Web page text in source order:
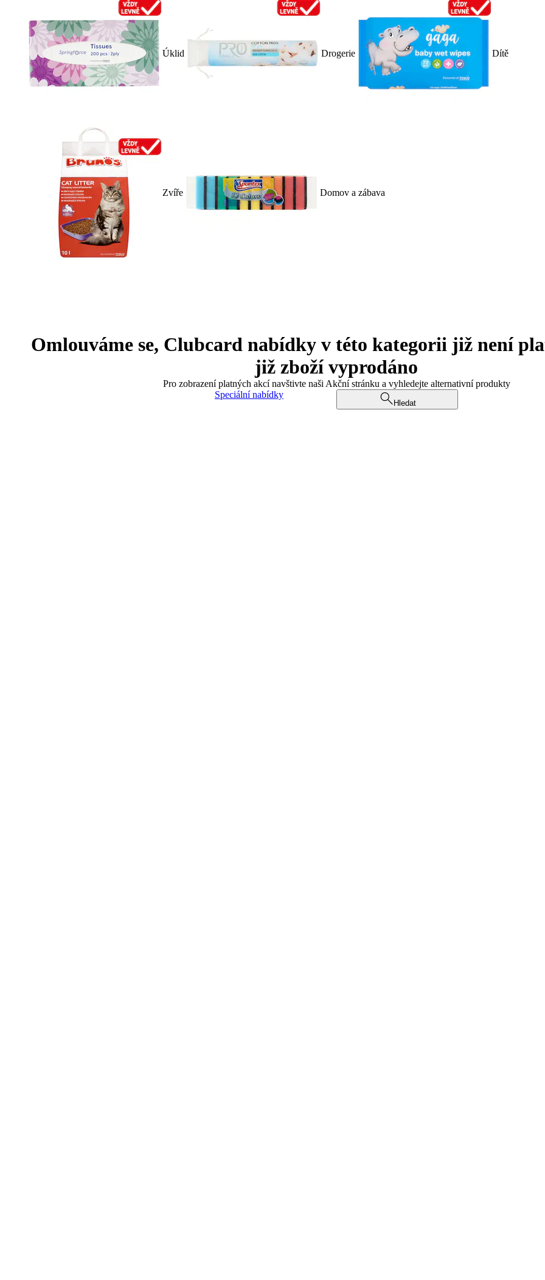
Úklid Drogerie Dítě
Zvíře Domov a zábava
Omlouváme se, Clubcard nabídky v této kategorii již není
již zboží vyprodáno
Pro zobrazení platných akcí navštivte naši Akční stránku a vyhledejte alternativní produkty
Speciální nabídky
Hledat